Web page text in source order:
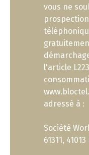
vous ne
l'article
adressé à :
Société
61311, 41013